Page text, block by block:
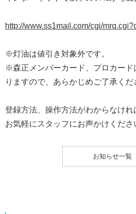
http://www.ss1mail.com/cgi/
※灯油は値引き対象外です。
※森正メンバーカード、プロカード
りますので、あらかじめご了承くだ
登録方法、操作方法がわからなけれ
お気軽にスタッフにお声かけくださ
お知らせ一覧